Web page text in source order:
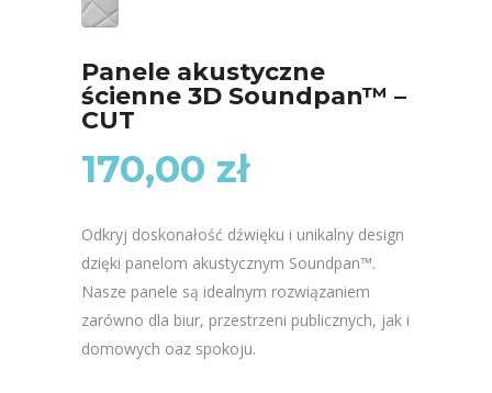
Panele akustyczne
ścienne 3D Soundpan™ –
CUT
170,00 zł
Odkryj doskonałość dźwięku i unikalny design
dzięki panelom akustycznym Soundpan™.
Nasze panele są idealnym rozwiązaniem
zarówno dla biur, przestrzeni publicznych, jak i
domowych oaz spokoju.